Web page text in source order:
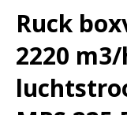
Ruck
2220